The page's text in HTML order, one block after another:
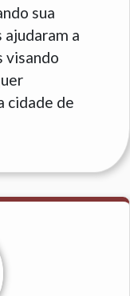
sua
ajudaram a
visando
cidade de